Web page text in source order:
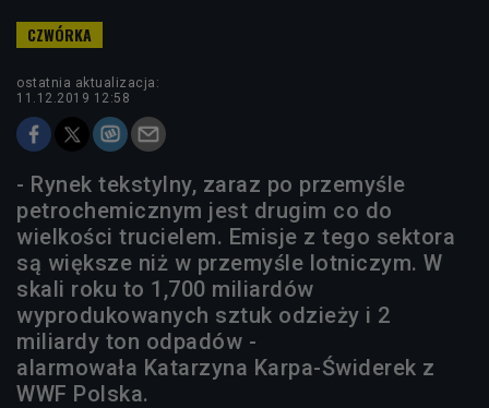
ostatnia aktualizacja:
11.12.2019 12:58
- Rynek tekstylny, zaraz po przemyśle
petrochemicznym jest drugim co do
wielkości trucielem. Emisje z tego sektora
są większe niż w przemyśle lotniczym. W
skali roku to 1,700 miliardów
wyprodukowanych sztuk odzieży i 2
miliardy ton odpadów -
alarmowała Katarzyna Karpa-Świderek z
WWF Polska.